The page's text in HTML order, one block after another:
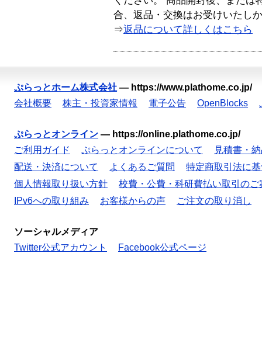
合、返品・交換はお受けいたし
⇒返品について詳しくはこちら
ぷらっとホーム株式会社 — https://www.plathome.co.jp/
会社概要
株主・投資家情報 電子公告 OpenBlocks
ぷらっとオンライン — https://online.plathome.co.jp/
ご利用ガイド
ぷらっとオンラインについて
見積書・
配送・決済について
よくあるご質問
特定商取引法に
個人情報取り扱い方針
校費・公費・科研費払い取引のご
IPv6への取り組み
お客様からの声 ご注文の取り消し
ソーシャルメディア
Twitter公式アカウント
Facebook公式ページ